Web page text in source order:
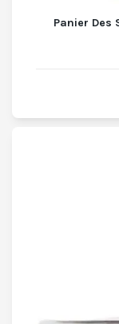
Panier Des